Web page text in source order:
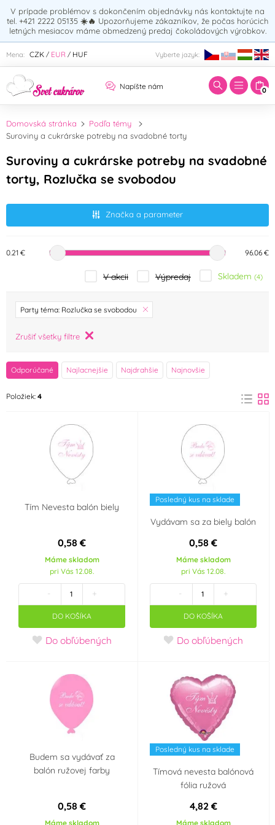
V prípade problémov s dokončením objednávky nás kontaktujte na
tel. +421 2222 05135 ☀️🔥 Upozorňujeme zákazníkov, že počas horúcich
letných mesiacov máme obmedzený predaj čokoládových výrobkov.
Mena: CZK / EUR / HUF Vyberte jazyk:
Napíšte nám 0
Zadajte hľadaný výraz:
Domovská stránka
Podľa témy
Suroviny a cukrárske potreby na svadobné torty
Suroviny a cukrárske potreby na svadobné
torty, Rozlučka se svobodou
Značka a parameter
značka
Albi (0)
BALONČ (0) Barbara Luijckx
FunCakes (0) Karen Davies (0)
Kovovýroba Jeníkov Maramisa (0)
ORION (0)
PARTOYS PartyDeco
Patchwork Cutters (0) PME (0)
Renshaw (0) Silikomart (0)
UNIQUE Wilton (0)
xPartydeco
Srdíčka (0)
Príchuť (aróma)
0.21 € 96.06 €
V akcii Výpredaj Skladem (4)
Party téma: Rozlučka se svobodou
Zrušiť všetky filtre
Odporúčané Najlacnejšie Najdrahšie Najnovšie
Položiek: 4
Tím Nevesta balón biely
0,58 €
Máme skladom
pri Vás 12.08.
- +
DO KOŠÍKA
Do obľúbených
Posledný kus na sklade
Vydávam sa za biely balón
0,58 €
Máme skladom
pri Vás 12.08.
- +
DO KOŠÍKA
Do obľúbených
Budem sa vydávať za
balón ružovej farby
0,58 €
Máme skladom
Posledný kus na sklade
Tímová nevesta balónová
fólia ružová
4,82 €
Máme skladom